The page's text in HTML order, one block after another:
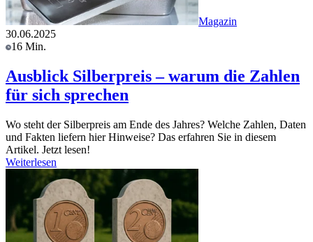
Magazin
30.06.2025
16 Min.
Ausblick Silberpreis – warum die Zahlen
für sich sprechen
Wo steht der Silberpreis am Ende des Jahres? Welche Zahlen, Daten
und Fakten liefern hier Hinweise? Das erfahren Sie in diesem
Artikel. Jetzt lesen!
Weiterlesen